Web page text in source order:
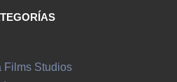
Films Studios